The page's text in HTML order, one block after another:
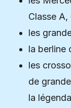
Classe A,
les
la berline
les
de
la